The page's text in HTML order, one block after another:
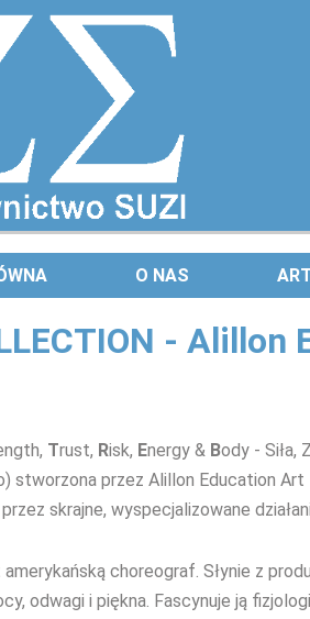
O NAS
-
Trust, Risk, Energy & Body - Siła,
stworzona przez Alillon Education Art
skrajne, wyspecjalizowane
choreograf. Słynie z
odwagi i piękna. Fascynuje ją